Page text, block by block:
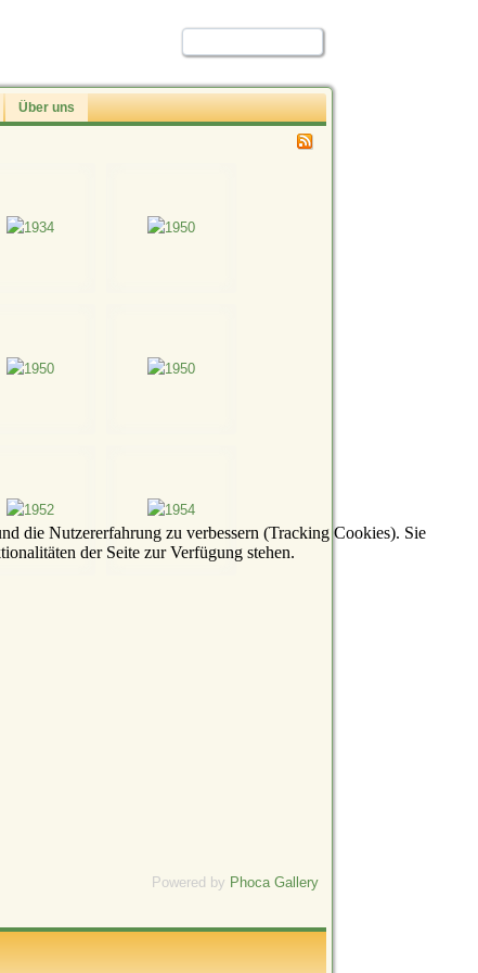
Über uns
Powered by Phoca Gallery
die Nutzererfahrung zu verbessern (Tracking Cookies). Sie
der Seite zur Verfügung stehen.